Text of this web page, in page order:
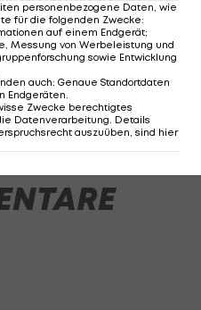
ihren günstigsten
gerankt:
13
personenbezogene Daten, wie
für die folgenden Zwecke:
auf einem Endgerät;
Messung von Werbeleistung und
sowie Entwicklung
auch: Genaue Standortdaten
Endgeräten.
Zwecke berechtigtes
Datenverarbeitung. Details
auszuüben, sind hier